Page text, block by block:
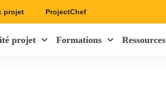
projet ProjectChef
projet Formations Ressources